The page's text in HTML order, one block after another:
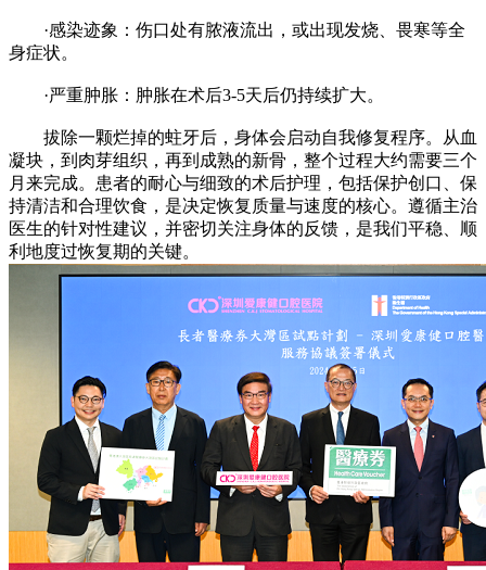
·感染迹象：伤口处有脓液流出，或出现发烧、畏寒等全
身症状。
·严重肿胀：肿胀在术后3-5天后仍持续扩大。
拔除一颗烂掉的蛀牙后，身体会启动自我修复程序。从血
凝块，到肉芽组织，再到成熟的新骨，整个过程大约需要三个
月来完成。患者的耐心与细致的术后护理，包括保护创口、保
持清洁和合理饮食，是决定恢复质量与速度的核心。遵循主治
医生的针对性建议，并密切关注身体的反馈，是我们平稳、顺
利地度过恢复期的关键。